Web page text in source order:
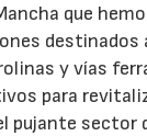
que
destinados
y vías
para
pujante sector